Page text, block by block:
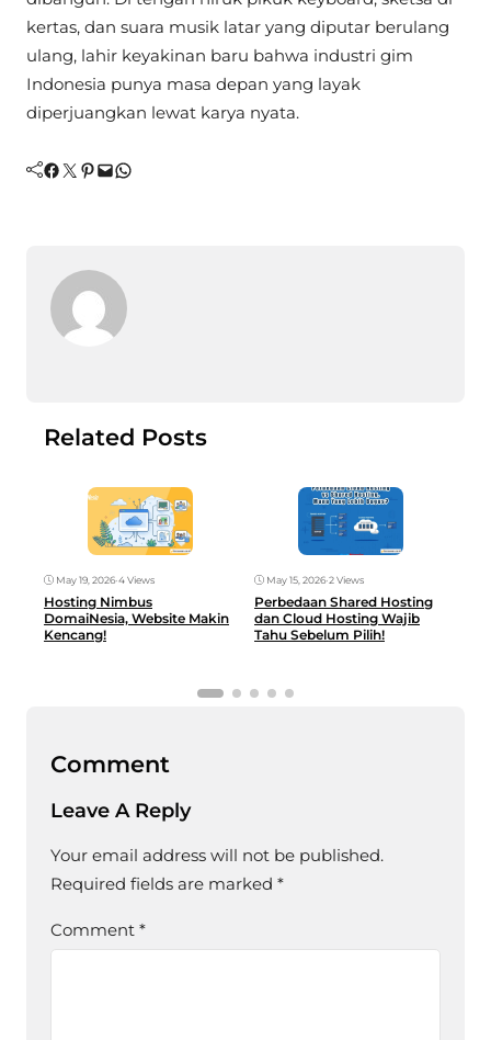
kertas, dan suara musik latar yang diputar berulang
ulang, lahir keyakinan baru bahwa industri gim
Indonesia punya masa depan yang layak
diperjuangkan lewat karya nyata.
Facebook Twitter Pinterest Mail WhatsApp
Related Posts
May 19, 2026•4 Views
Hosting Nimbus
DomaiNesia, Website Makin
Kencang!
May 15, 2026•2 Views
Perbedaan Shared Hosting
dan Cloud Hosting Wajib
Tahu Sebelum Pilih!
Comment
Leave A Reply
Your email address will not be published.
Required fields are marked *
Comment *